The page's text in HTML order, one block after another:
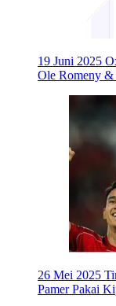
19 Juni 2025
Ole Romeny &
26 Mei 2025
Pamer Pakai